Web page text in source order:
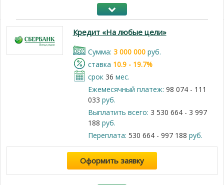
Кредит «На любые цели»
Cумма: 3 000 000руб.
cтавка 10.9 - 19.7%
срок 36 мес.
Ежемесячный платеж: 98 074 - 111
033 руб.
Выплатить всего: 3 530 664 - 3 997
188 руб.
Переплата: 530 664 - 997 188 руб.
Оформить заявку